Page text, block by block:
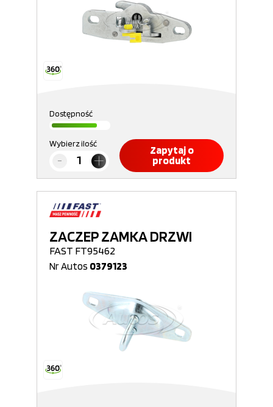
Dostępność
Wybierz ilość
Zapytaj o
produkt
ZACZEP ZAMKA DRZWI
FAST FT95462
Nr Autos 0379123